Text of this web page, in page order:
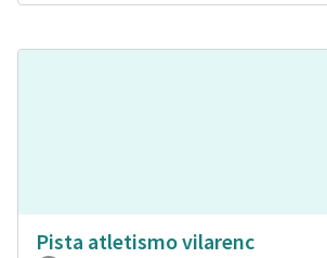
Pista atletismo vilarenc